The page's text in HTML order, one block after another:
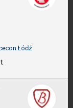
Łódź